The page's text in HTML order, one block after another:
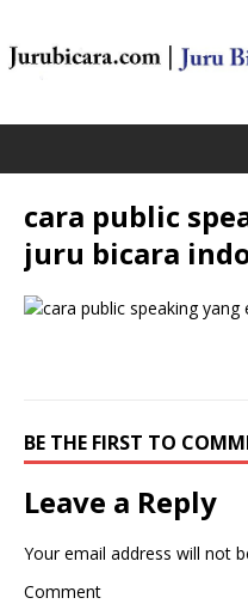
cara public
juru bicara
BE THE FIRST TO
Leave a Reply
Your email address will not
Comment